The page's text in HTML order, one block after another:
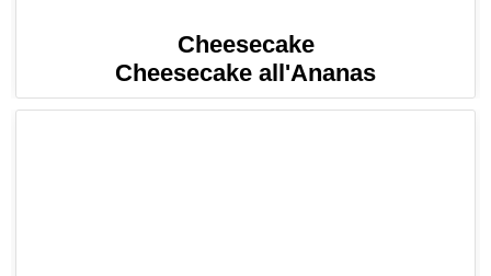
Cheesecake
Cheesecake all'Ananas